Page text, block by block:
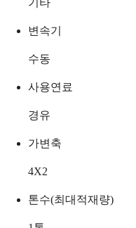
기타
변속기
수동
사용연료
경유
가변축
4X2
톤수(최대적재량)